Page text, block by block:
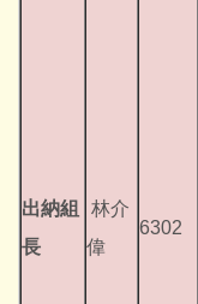
出納組
長
林介
偉
6302